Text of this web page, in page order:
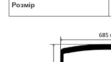
Розмір